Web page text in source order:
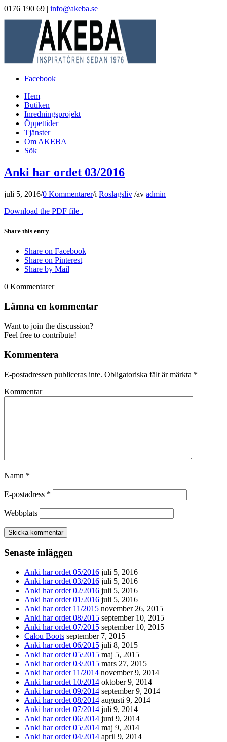
0176 190 69 | info@akeba.se
Facebook
Hem
Butiken
Inredningsprojekt
Öppettider
Tjänster
Om AKEBA
Sök
Anki har ordet 03/2016
juli 5, 2016/0 Kommentarer/i Roslagsliv /av admin
Download the PDF file .
Share this entry
Share on Facebook
Share on Pinterest
Share by Mail
0 Kommentarer
Lämna en kommentar
Want to join the discussion?
Feel free to contribute!
Kommentera
E-postadressen publiceras inte. Obligatoriska fält är märkta *
Kommentar
Namn *
E-postadress *
Webbplats
Senaste inläggen
Anki har ordet 05/2016 juli 5, 2016
Anki har ordet 03/2016 juli 5, 2016
Anki har ordet 02/2016 juli 5, 2016
Anki har ordet 01/2016 juli 5, 2016
Anki har ordet 11/2015 november 26, 2015
Anki har ordet 08/2015 september 10, 2015
Anki har ordet 07/2015 september 10, 2015
Calou Boots september 7, 2015
Anki har ordet 06/2015 juli 8, 2015
Anki har ordet 05/2015 maj 5, 2015
Anki har ordet 03/2015 mars 27, 2015
Anki har ordet 11/2014 november 9, 2014
Anki har ordet 10/2014 oktober 9, 2014
Anki har ordet 09/2014 september 9, 2014
Anki har ordet 08/2014 augusti 9, 2014
Anki har ordet 07/2014 juli 9, 2014
Anki har ordet 06/2014 juni 9, 2014
Anki har ordet 05/2014 maj 9, 2014
Anki har ordet 04/2014 april 9, 2014